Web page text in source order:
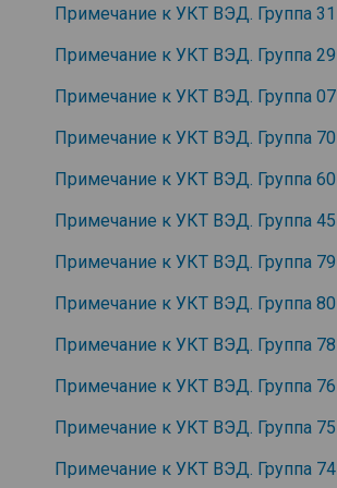
Примечание к УКТ ВЭД. Группа 31
Примечание к УКТ ВЭД. Группа 29
Примечание к УКТ ВЭД. Группа 07
Примечание к УКТ ВЭД. Группа 70
Примечание к УКТ ВЭД. Группа 60
Примечание к УКТ ВЭД. Группа 45
Примечание к УКТ ВЭД. Группа 79
Примечание к УКТ ВЭД. Группа 80
Примечание к УКТ ВЭД. Группа 78
Примечание к УКТ ВЭД. Группа 76
Примечание к УКТ ВЭД. Группа 75
Примечание к УКТ ВЭД. Группа 74